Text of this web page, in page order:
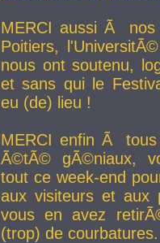
MERCI aussi Ã nos
Poitiers,
nous ont soutenu,
et sans qui le
eu (de) lieu !
MERCI enfin Ã
Ã©tÃ© gÃ©niaux,
tout ce week-end
aux visiteurs et aux
vous en avez
(trop) de courbatures.